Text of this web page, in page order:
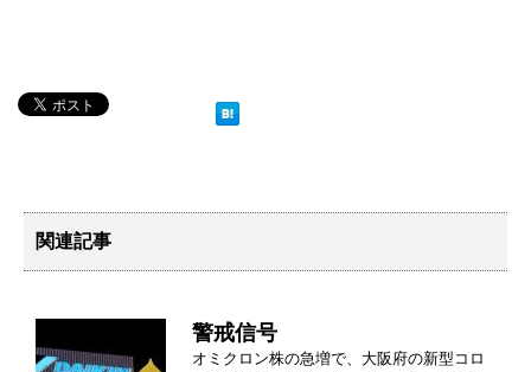
関連記事
警戒信号
オミクロン株の急増で、大阪府の新型コロ